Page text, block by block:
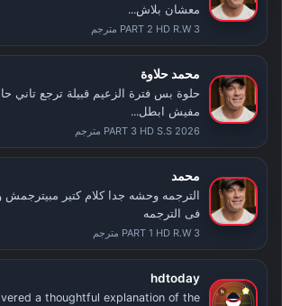
معشان بلاش...
PART 2 HD R.W 3 مترجم
محمد حلاوة
حلوة بس فترة الزعيم قبيلة ترجع تاني
مفيش ابطل...
PART 3 HD S.S 2026 مترجم
محمد
الترجمه وحشه جدا كلام كتير
فى الترجمه
PART 1 HD R.W 3 مترجم
hdtoday
a thoughtful explanation of the